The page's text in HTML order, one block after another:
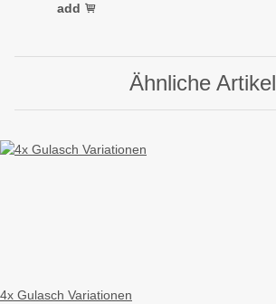
add
Ähnliche Artikel
4x Gulasch Variationen